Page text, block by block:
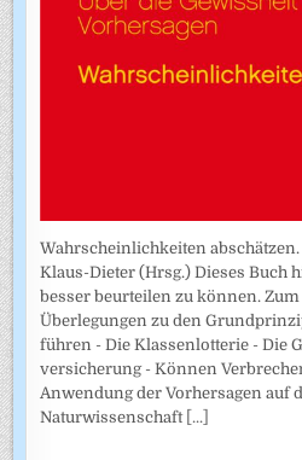
Wahrscheinlichkeiten
Klaus-Dieter (Hrsg.) Dieses Buch
besser beurteilen zu können.
Überlegungen zu den
führen - Die Klassenlotterie - Die
versicherung - Können
Anwendung der Vorhersagen auf
Naturwissenschaft [...]